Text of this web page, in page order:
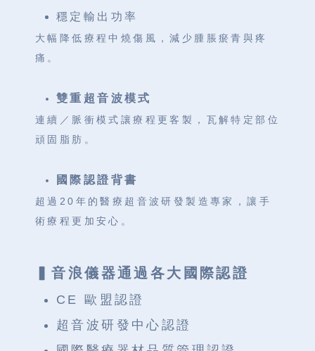
穩定輸出功率
大幅降低療程中燒傷風，減少腫脹瘀青與疼
痛。
雙重超音波模式
連續／脈衝模式讓療程更客製，瓦解特定部位
頑固脂肪。
國際認證背書
超過20年的醫療超音波研發製造專家，讓手
術療程更加安心。
▍音浪儀器通過各大國際認證
CE 歐盟認證
超⾳波研發中⼼認證